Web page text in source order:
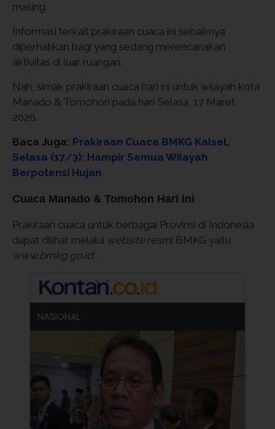
masing.
Informasi terkait prakiraan cuaca ini sebaiknya
diperhatikan bagi yang sedang merencanakan
aktivitas di luar ruangan.
Nah, simak prakiraan cuaca hari ini untuk wilayah kota
Manado & Tomohon pada hari Selasa, 17 Maret
2026.
Baca Juga: Prakiraan Cuaca BMKG Kalsel,
Selasa (17/3): Hampir Semua Wilayah
Berpotensi Hujan
Cuaca Manado & Tomohon Hari Ini
Prakiraan cuaca untuk berbagai Provinsi di Indonesia
dapat dilihat melalui website resmi BMKG yaitu
www.bmkg.go.id.
NASIONAL